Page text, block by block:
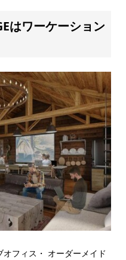
はワーケーション
フィス・ オーダーメイド